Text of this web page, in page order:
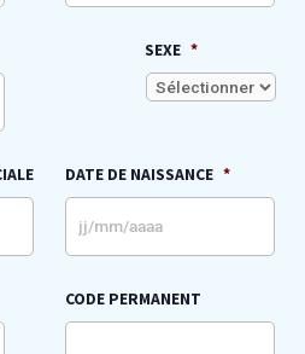
SEXE *
DATE DE NAISSANCE *
CODE PERMANENT